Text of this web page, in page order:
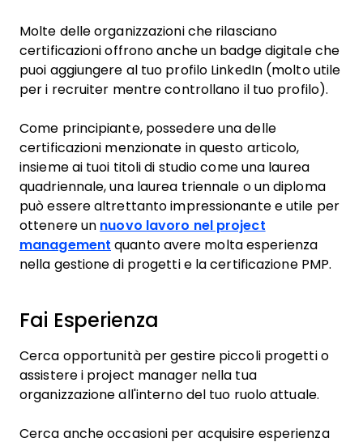
Molte delle organizzazioni che rilasciano
certificazioni offrono anche un badge digitale che
puoi aggiungere al tuo profilo LinkedIn (molto utile
per i recruiter mentre controllano il tuo profilo).
Come principiante, possedere una delle
certificazioni menzionate in questo articolo,
insieme ai tuoi titoli di studio come una laurea
quadriennale, una laurea triennale o un diploma
può essere altrettanto impressionante e utile per
ottenere un nuovo lavoro nel project
management quanto avere molta esperienza
nella gestione di progetti e la certificazione PMP.
Fai Esperienza
Cerca opportunità per gestire piccoli progetti o
assistere i project manager nella tua
organizzazione all'interno del tuo ruolo attuale.
Cerca anche occasioni per acquisire esperienza